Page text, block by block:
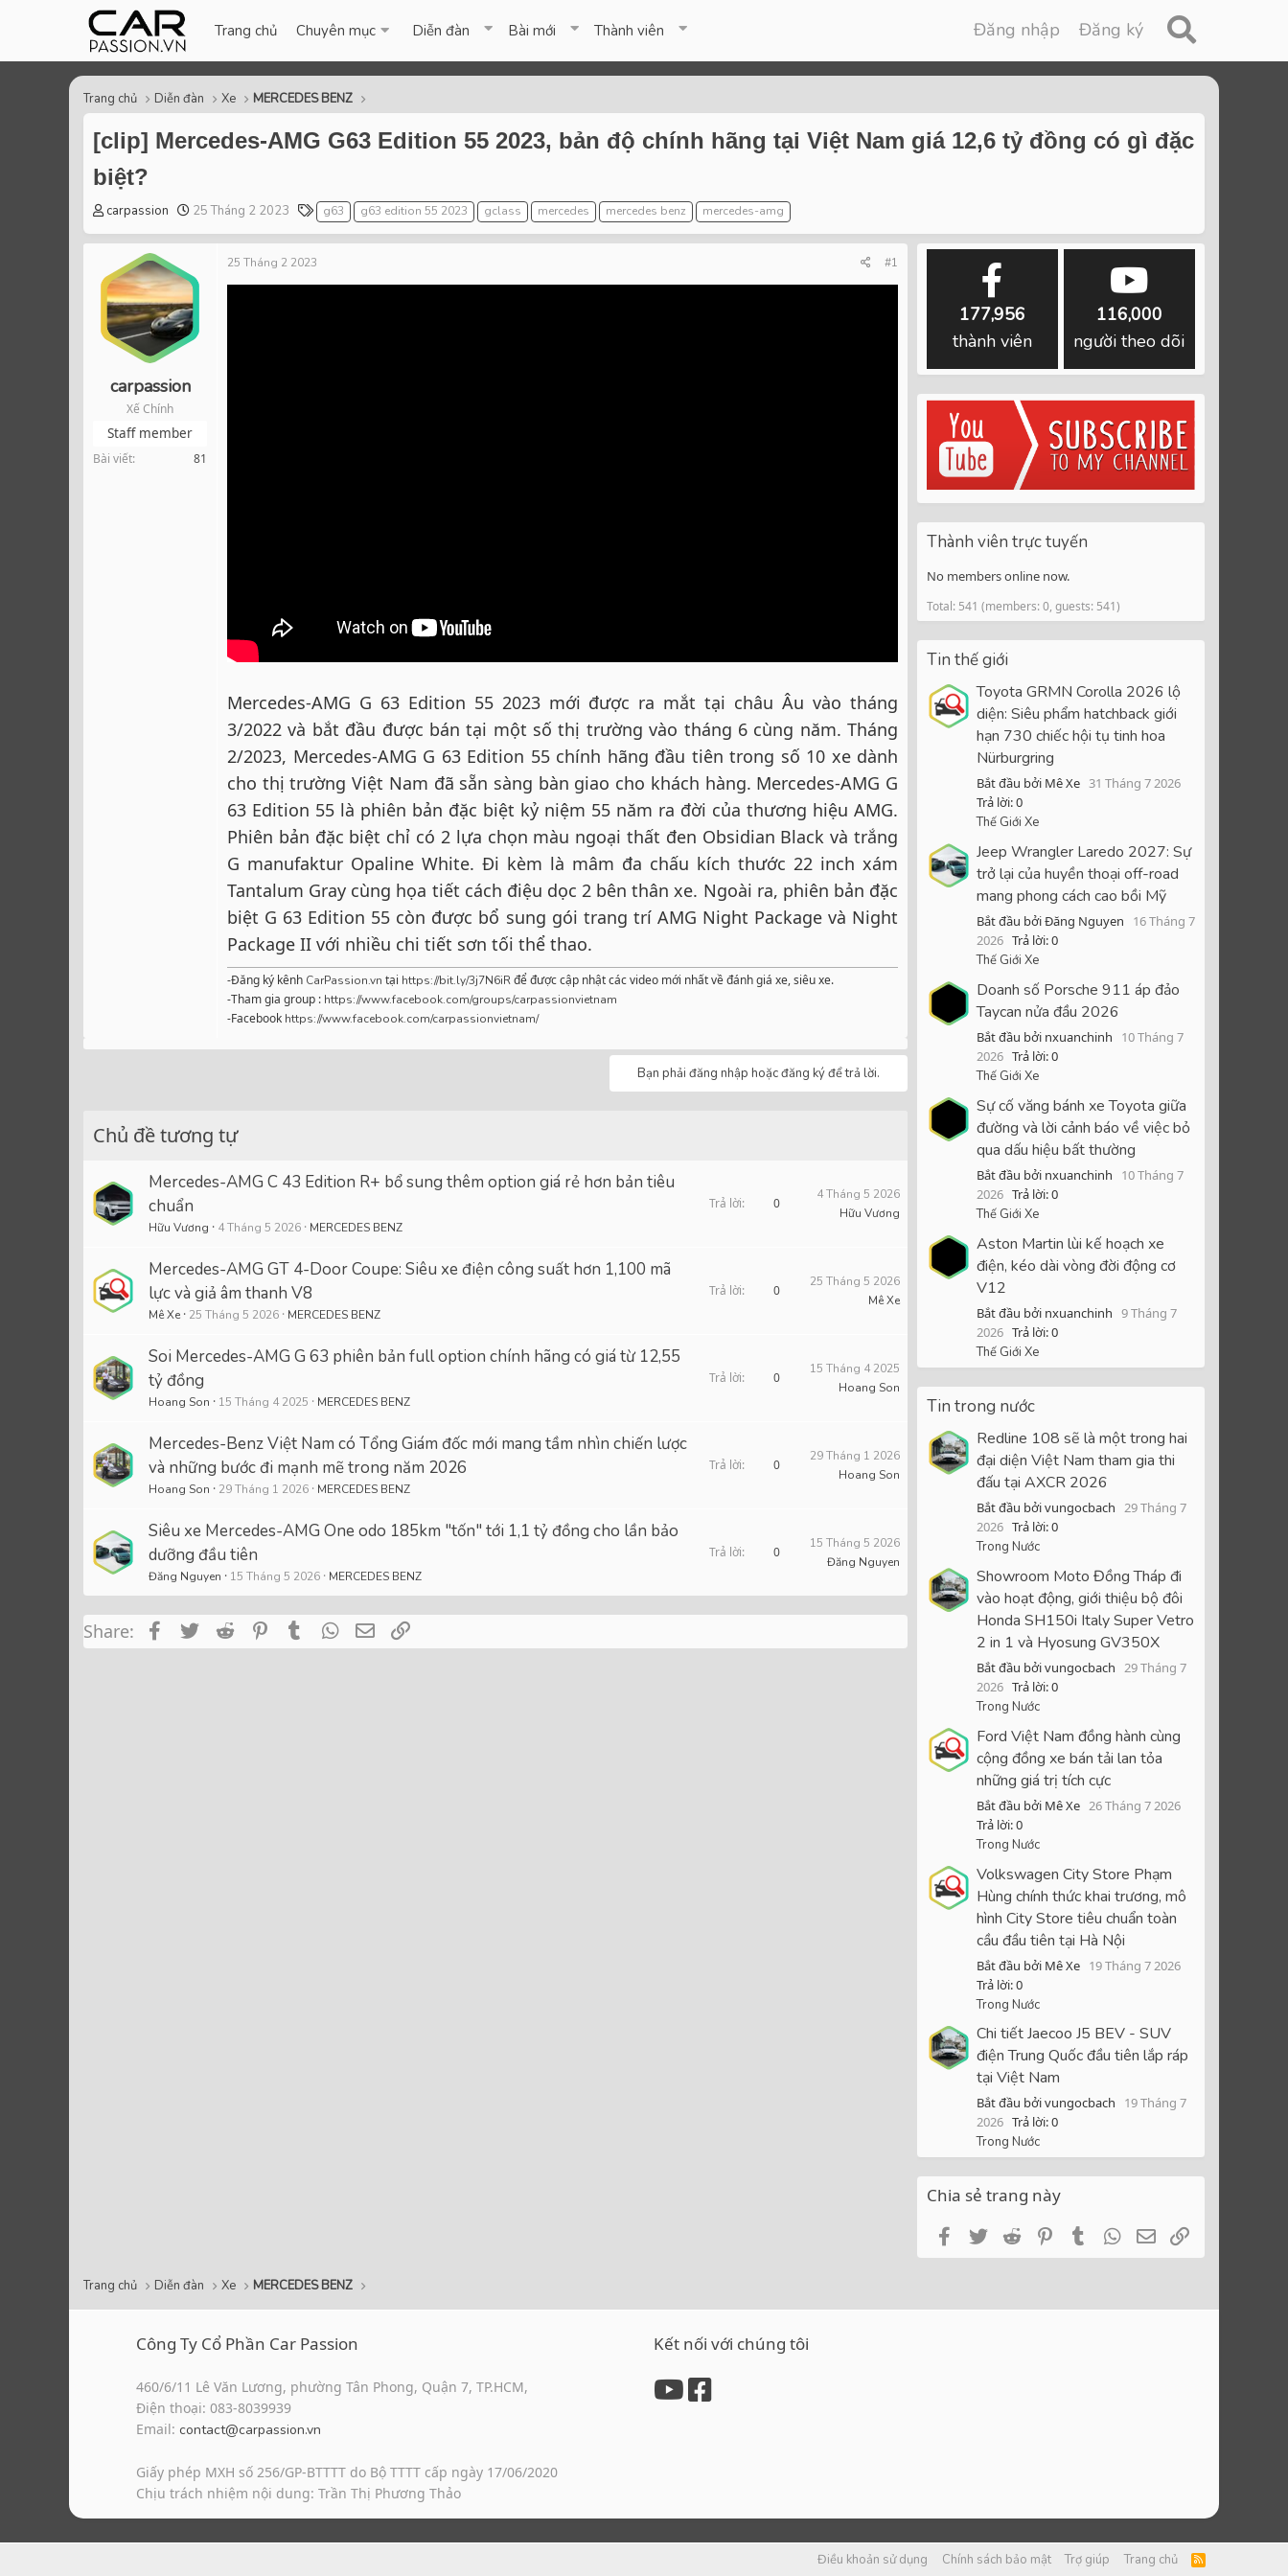
Trang chủ Chuyên mục Diễn đàn Bài mới Thành viên Đăng nhập Đăng ký
Trang chủ Diễn đàn Xe MERCEDES BENZ
[clip] Mercedes-AMG G63 Edition 55 2023, bản độ chính hãng tại Việt Nam giá 12,6 tỷ đồng có gì đặc
biệt?
T
r
a
d
s
t
r
carpassion
S
a
t
d
a
t
25 Tháng 2 2023
T
a
g
s
g63 g63 edition 55 2023 gclass mercedes mercedes benz mercedes-amg
carpassion
Xế Chính
Staff member
Bài viết 81
25 Tháng 2 2023 #1
Mercedes-AMG G 63 Edition 55 2023 mới được ra mắt tại châu Âu vào tháng
3/2022 và bắt đầu được bán tại một số thị trường vào tháng 6 cùng năm. Tháng
2/2023, Mercedes-AMG G 63 Edition 55 chính hãng đầu tiên trong số 10 xe dành
cho thị trường Việt Nam đã sẵn sàng bàn giao cho khách hàng. Mercedes-AMG G
63 Edition 55 là phiên bản đặc biệt kỷ niệm 55 năm ra đời của thương hiệu AMG.
Phiên bản đặc biệt chỉ có 2 lựa chọn màu ngoại thất đen Obsidian Black và trắng
G manufaktur Opaline White. Đi kèm là mâm đa chấu kích thước 22 inch xám
Tantalum Gray cùng họa tiết cách điệu dọc 2 bên thân xe. Ngoài ra, phiên bản đặc
biệt G 63 Edition 55 còn được bổ sung gói trang trí AMG Night Package và Night
Package II với nhiều chi tiết sơn tối thể thao.​
-Đăng ký kênh CarPassion.vn tại https://bit.ly/3j7N6iRđể được cập nhật các video mới nhất về đánh giá xe, siêu xe.
-Tham gia group : https://www.facebook.com/groups/carpassionvietnam
-Facebook https://www.facebook.com/carpassionvietnam/
Bạn phải đăng nhập hoặc đăng ký để trả lời.
Chủ đề tương tự
Mercedes-AMG C 43 Edition R+ bổ sung thêm option giá rẻ hơn bản tiêu
chuẩn
Hữu Vương 4 Tháng 5 2026 MERCEDES BENZ
Trả lời 0
4 Tháng 5 2026
Hữu Vương
Mercedes-AMG GT 4-Door Coupe: Siêu xe điện công suất hơn 1,100 mã
lực và giả âm thanh V8
Mê Xe 25 Tháng 5 2026 MERCEDES BENZ
Trả lời 0
25 Tháng 5 2026
Mê Xe
Soi Mercedes-AMG G 63 phiên bản full option chính hãng có giá từ 12,55
tỷ đồng
Hoang Son 15 Tháng 4 2025 MERCEDES BENZ
Trả lời 0
15 Tháng 4 2025
Hoang Son
Mercedes-Benz Việt Nam có Tổng Giám đốc mới mang tầm nhìn chiến lược
và những bước đi mạnh mẽ trong năm 2026
Hoang Son 29 Tháng 1 2026 MERCEDES BENZ
Trả lời 0
29 Tháng 1 2026
Hoang Son
Siêu xe Mercedes-AMG One odo 185km "tốn" tới 1,1 tỷ đồng cho lần bảo
dưỡng đầu tiên
Đăng Nguyen 15 Tháng 5 2026 MERCEDES BENZ
Trả lời 0
15 Tháng 5 2026
Đăng Nguyen
Share: FacebookTwitterReddit PinterestTumblrWhatsApp
Email
177,956
thành viên
116,000
người theo dõi
Thành viên trực tuyến
No members online now.
Total: 541 (members: 0, guests: 541)
Tin thế giới
Toyota GRMN Corolla 2026 lộ
diện: Siêu phẩm hatchback giới
hạn 730 chiếc hội tụ tinh hoa
Nürburgring
Bắt đầu bởi Mê Xe 31 Tháng 7 2026
Trả lời: 0
Thế Giới Xe
Jeep Wrangler Laredo 2027: Sự
trở lại của huyền thoại off-road
mang phong cách cao bồi Mỹ
Bắt đầu bởi Đăng Nguyen
16 Tháng 7
2026 Trả lời: 0
Thế Giới Xe
Doanh số Porsche 911 áp đảo
Taycan nửa đầu 2026
Bắt đầu bởi nxuanchinh
10 Tháng 7
2026 Trả lời: 0
Thế Giới Xe
Sự cố văng bánh xe Toyota giữa
đường và lời cảnh báo về việc bỏ
qua dấu hiệu bất thường
Bắt đầu bởi nxuanchinh
10 Tháng 7
2026 Trả lời: 0
Thế Giới Xe
Aston Martin lùi kế hoạch xe
điện, kéo dài vòng đời động cơ
V12
Bắt đầu bởi nxuanchinh 9 Tháng 7
2026 Trả lời: 0
Thế Giới Xe
Tin trong nước
Redline 108 sẽ là một trong hai
đại diện Việt Nam tham gia thi
đấu tại AXCR 2026
Bắt đầu bởi vungocbach 29 Tháng 7
2026 Trả lời: 0
Trong Nước
Showroom Moto Đồng Tháp đi
vào hoạt động, giới thiệu bộ đôi
Honda SH150i Italy Super Vetro
2 in 1 và Hyosung GV350X
Bắt đầu bởi vungocbach 29 Tháng 7
2026 Trả lời: 0
Trong Nước
Ford Việt Nam đồng hành cùng
cộng đồng xe bán tải lan tỏa
những giá trị tích cực
Bắt đầu bởi Mê Xe 26 Tháng 7 2026
Trả lời: 0
Trong Nước
Volkswagen City Store Phạm
Hùng chính thức khai trương, mô
hình City Store tiêu chuẩn toàn
cầu đầu tiên tại Hà Nội
Bắt đầu bởi Mê Xe 19 Tháng 7 2026
Trả lời: 0
Trong Nước
Chi tiết Jaecoo J5 BEV - SUV
điện Trung Quốc đầu tiên lắp ráp
tại Việt Nam
Bắt đầu bởi vungocbach
19 Tháng 7
2026 Trả lời: 0
Trong Nước
Chia sẻ trang này
FacebookTwitterRedditPinterestTumblrWhatsApp
Email
Trang chủ Diễn đàn Xe MERCEDES BENZ
Công Ty Cổ Phần Car Passion
460/6/11 Lê Văn Lương, phường Tân Phong, Quận 7, TP.HCM,
Điện thoại: 083-8039939
Email: contact@carpassion.vn
Giấy phép MXH số 256/GP-BTTTT do Bộ TTTT cấp ngày 17/06/2020
Chịu trách nhiệm nội dung: Trần Thị Phương Thảo
Kết nối với chúng tôi
Điều khoản sử dụng Chính sách bảo mật Trợ giúp Trang chủ
R
S